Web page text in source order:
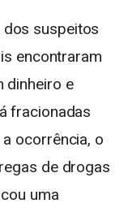
dos suspeitos
encontraram
dinheiro e
fracionadas
ocorrência, o
de drogas
uma